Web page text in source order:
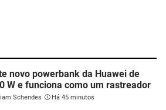
novo powerbank da Huawei de
W e funciona como um rastreador
Schendes Há 45 minutos